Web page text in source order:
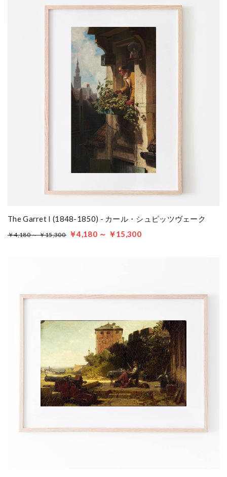
The Garret I (1848-1850) - カール・シュピッツヴェーク
￥4,180 ～ ￥15,300 ￥4,180 ～ ￥15,300